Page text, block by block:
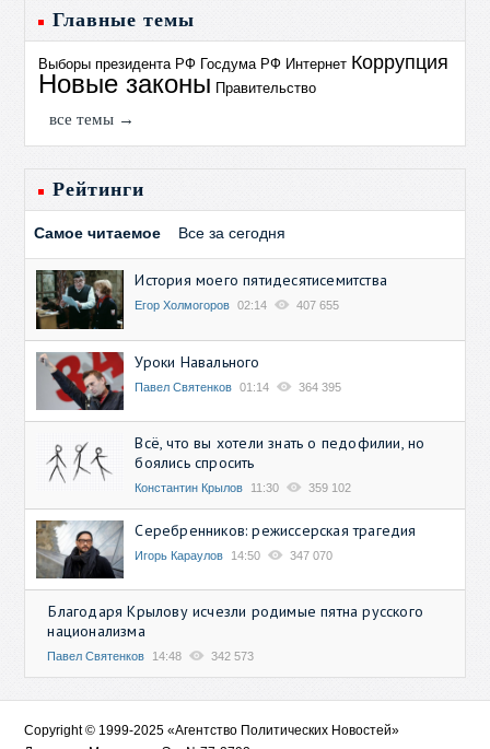
Главные темы
Выборы президента РФ Госдума РФ Интернет Коррупция
Новые законы Правительство
все темы →
Рейтинги
Самое читаемое Все за сегодня
История моего пятидесятисемитства
Егор Холмогоров 02:14 407 655
Уроки Навального
Павел Святенков 01:14 364 395
Всё, что вы хотели знать о педофилии, но
боялись спросить
Константин Крылов 11:30 359 102
Серебренников: режиссерская трагедия
Игорь Караулов 14:50 347 070
Благодаря Крылову исчезли родимые пятна русского
национализма
Павел Святенков 14:48 342 573
Copyright © 1999-2025 «Агентство Политических Новостей»